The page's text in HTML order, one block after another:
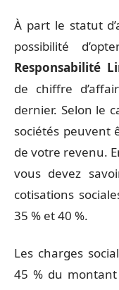
À part le statut
possibilité
Responsabilité
de chiffre
dernier. Selon le
sociétés peuvent
de votre revenu.
vous devez
cotisations
35 % et 40 %.
Les charges
45 % du